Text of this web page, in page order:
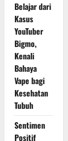
Belajar dari
Kasus
YouTuber
Bigmo,
Kenali
Bahaya
Vape bagi
Kesehatan
Tubuh
Sentimen
Positif